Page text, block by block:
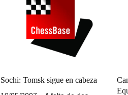
Tras 3 rondas...
el
Sochi: Tomsk sigue en cabeza